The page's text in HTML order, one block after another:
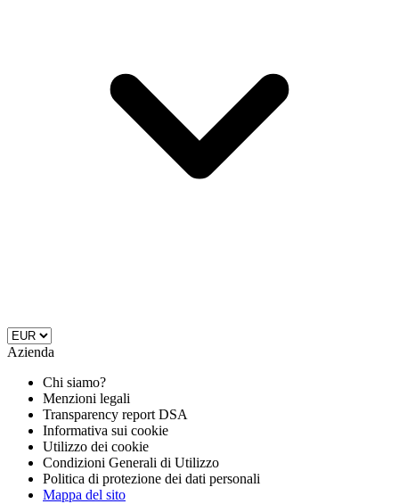
Azienda
Chi siamo?
Menzioni legali
Transparency report DSA
Informativa sui cookie
Utilizzo dei cookie
Condizioni Generali di Utilizzo
Politica di protezione dei dati personali
Mappa del sito